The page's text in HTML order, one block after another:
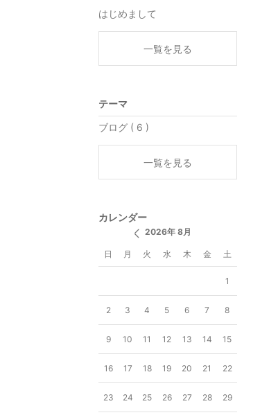
はじめまして
一覧を見る
テーマ
ブログ ( 6 )
一覧を見る
カレンダー
2026年 8月
日 月 火 水 木 金 土
1
2 3 4 5 6 7 8
9 10 11 12 13 14 15
16 17 18 19 20 21 22
23 24 25 26 27 28 29